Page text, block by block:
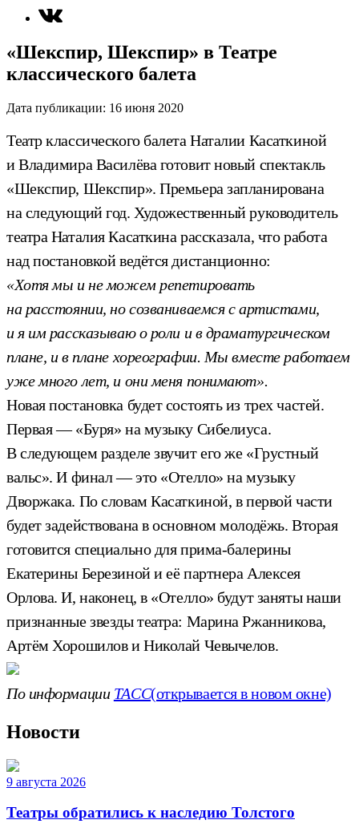
«Шекспир, Шекспир» в Театре
классического балета
Дата публикации: 16 июня 2020
Театр классического балета Наталии Касаткиной
и Владимира Василёва готовит новый спектакль
«Шекспир, Шекспир». Премьера запланирована
на следующий год. Художественный руководитель
театра Наталия Касаткина рассказала, что работа
над постановкой ведётся дистанционно:
«Хотя мы и не можем репетировать
на расстоянии, но созваниваемся с артистами,
и я им рассказываю о роли и в драматургическом
плане, и в плане хореографии. Мы вместе работаем
уже много лет, и они меня понимают».
Новая постановка будет состоять из трех частей.
Первая — «Буря» на музыку Сибелиуса.
В следующем разделе звучит его же «Грустный
вальс». И финал — это «Отелло» на музыку
Дворжака. По словам Касаткиной, в первой части
будет задействована в основном молодёжь. Вторая
готовится специально для прима-балерины
Екатерины Березиной и её партнера Алексея
Орлова. И, наконец, в «Отелло» будут заняты наши
признанные звезды театра: Марина Ржанникова,
Артём Хорошилов и Николай Чевычелов.
По информации ТАСС(открывается в новом окне)
Новости
9 августа 2026
Театры обратились к наследию Толстого